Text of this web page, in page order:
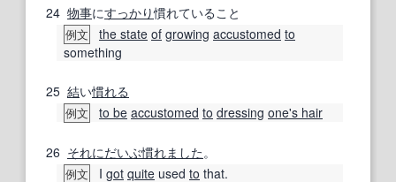
24 物事にすっかり慣れていること
例文 the state of growing accustomed to
something
25 結い慣れる
例文 to be accustomed to dressing one's hair
26 それにだいぶ慣れました。
例文 I got quite used to that.